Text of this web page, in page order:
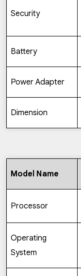
Security
Battery
Power Adapter
Dimension
Model Name
Processor
Operating
System